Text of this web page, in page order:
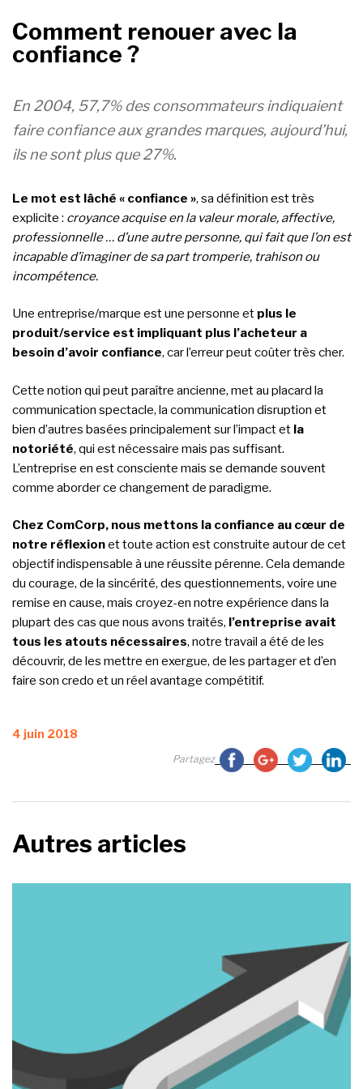
Comment renouer avec la
confiance ?
En 2004, 57,7% des consommateurs indiquaient
faire confiance aux grandes marques, aujourd’hui,
ils ne sont plus que 27%.
Le mot est lâché « confiance », sa définition est très
explicite : croyance acquise en la valeur morale, affective,
professionnelle … d’une autre personne, qui fait que l’on est
incapable d’imaginer de sa part tromperie, trahison ou
incompétence.
Une entreprise/marque est une personne et plus le
produit/service est impliquant plus l’acheteur a
besoin d’avoir confiance, car l’erreur peut coûter très cher.
Cette notion qui peut paraître ancienne, met au placard la
communication spectacle, la communication disruption et
bien d’autres basées principalement sur l’impact et la
notoriété, qui est nécessaire mais pas suffisant.
L’entreprise en est consciente mais se demande souvent
comme aborder ce changement de paradigme.
Chez ComCorp, nous mettons la confiance au cœur de
notre réflexionet toute action est construite autour de cet
objectif indispensable à une réussite pérenne. Cela demande
du courage, de la sincérité, des questionnements, voire une
remise en cause, mais croyez-en notre expérience dans la
plupart des cas que nous avons traités, l’entreprise avait
tous les atouts nécessaires, notre travail a été de les
découvrir, de les mettre en exergue, de les partager et d’en
faire son credo et un réel avantage compétitif.
Publié
4 juin 2018
Partagez
Autres articles